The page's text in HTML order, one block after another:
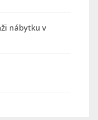
nábytku v